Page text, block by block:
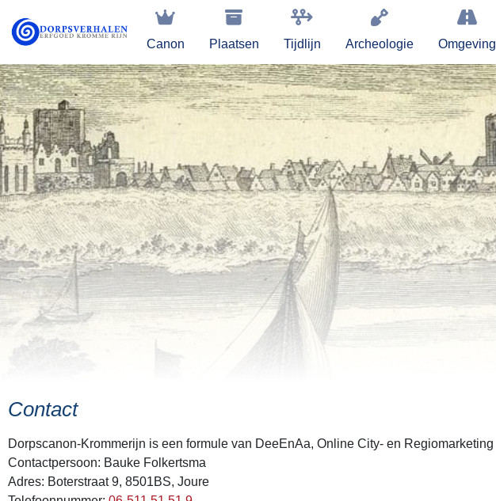
Canon Plaatsen Tijdlijn Archeologie Omgeving
Contact
Dorpscanon-Krommerijn is een formule van DeeEnAa, Online City- en Regiomarketing
Contactpersoon: Bauke Folkertsma
Adres: Boterstraat 9, 8501BS, Joure